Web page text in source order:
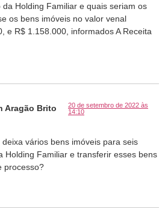
Holding Familiar e quais seriam os
os bens imóveis no valor venal
e R$ 1.158.000, informados A Receita
Aragão Brito
20 de setembro de 2022 às
14:10
vários bens imóveis para seis
Holding Familiar e transferir esses bens
processo?